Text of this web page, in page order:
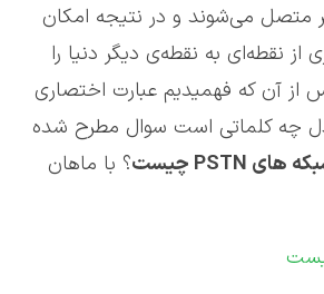
متصل می‌شوند و در نتیجه امکان
از نقطه‌ای به نقطه‌ی دیگر دنیا را
از آن که فهمیدیم عبارت اختصاری
چه کلماتی است سوال مطرح شده
های PSTN چیست؟ با ماهان